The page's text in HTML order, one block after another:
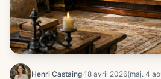
Henri Castaing·18 avril 2026(maj. 4